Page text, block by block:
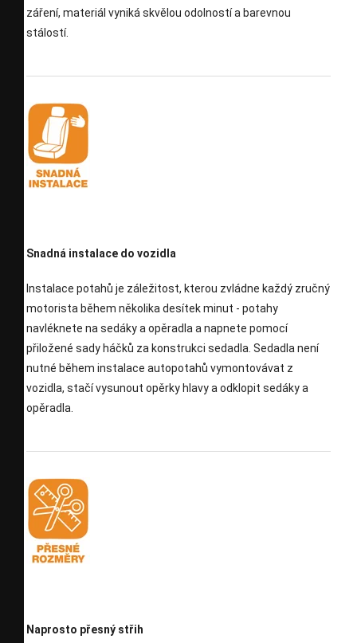
záření, materiál vyniká skvělou odolností a barevnou
stálostí.
Snadná instalace do vozidla
Instalace potahů je záležitost, kterou zvládne každý zručný
motorista během několika desítek minut - potahy
navléknete na sedáky a opěradla a napnete pomocí
přiložené sady háčků za konstrukci sedadla. Sedadla není
nutné během instalace autopotahů vymontovávat z
vozidla, stačí vysunout opěrky hlavy a odklopit sedáky a
opěradla.
Naprosto přesný střih